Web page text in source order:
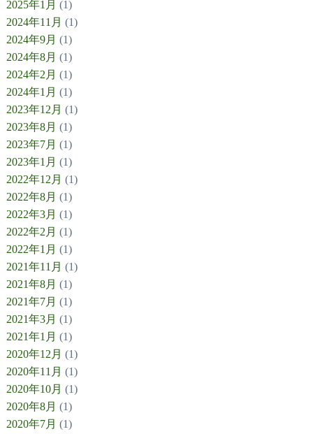
2025年1月 (1)
2024年11月 (1)
2024年9月 (1)
2024年8月 (1)
2024年2月 (1)
2024年1月 (1)
2023年12月 (1)
2023年8月 (1)
2023年7月 (1)
2023年1月 (1)
2022年12月 (1)
2022年8月 (1)
2022年3月 (1)
2022年2月 (1)
2022年1月 (1)
2021年11月 (1)
2021年8月 (1)
2021年7月 (1)
2021年3月 (1)
2021年1月 (1)
2020年12月 (1)
2020年11月 (1)
2020年10月 (1)
2020年8月 (1)
2020年7月 (1)